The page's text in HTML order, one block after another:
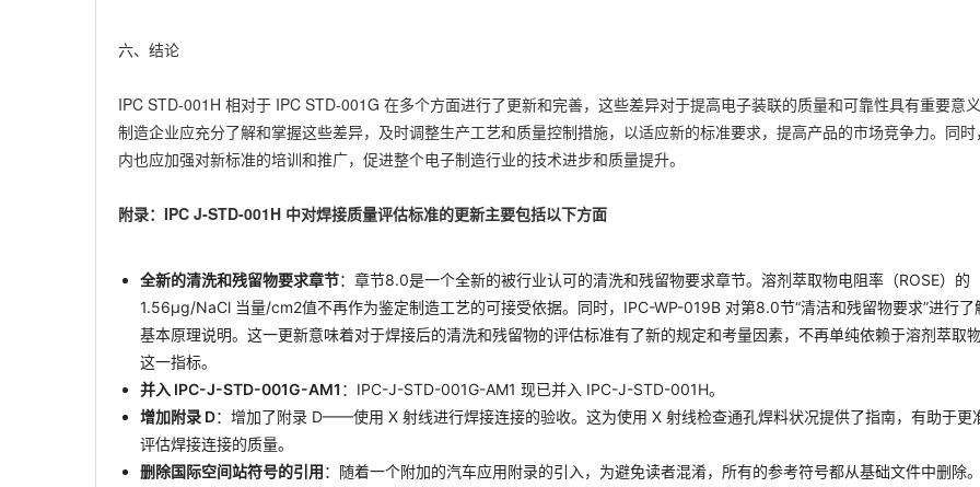
六、结论
IPC STD-001H 相对于 IPC STD-001G 在多个方面进行了更新和完善，这些差异对于提高电子装联的质量和可靠性具有重要意
制造企业应充分了解和掌握这些差异，及时调整生产工艺和质量控制措施，以适应新的标准要求，提高产品的市场竞争力。同
内也应加强对新标准的培训和推广，促进整个电子制造行业的技术进步和质量提升。
附录：IPC J-STD-001H 中对焊接质量评估标准的更新主要包括以下方面
全新的清洗和残留物要求章节：章节8.0是一个全新的被行业认可的清洗和残留物要求章节。溶剂萃取物电阻率（ROSE）的
1.56μg/NaCl 当量/cm2值不再作为鉴定制造工艺的可接受依据。同时，IPC-WP-019B 对第8.0节“清洁和残留物要求”进行了
基本原理说明。这一更新意味着对于焊接后的清洗和残留物的评估标准有了新的规定和考量因素，不再单纯依赖于溶剂萃取
这一指标。
并入 IPC-J-STD-001G-AM1 ：IPC-J-STD-001G-AM1 现已并入 IPC-J-STD-001H。
增加附录 D：增加了附录 D——使用 X 射线进行焊接连接的验收。这为使用 X 射线检查通孔焊料状况提供了指南，有助于更
评估焊接连接的质量。
删除国际空间站符号的引用：随着一个附加的汽车应用附录的引入，为避免读者混淆，所有的参考符号都从基础文件中删除